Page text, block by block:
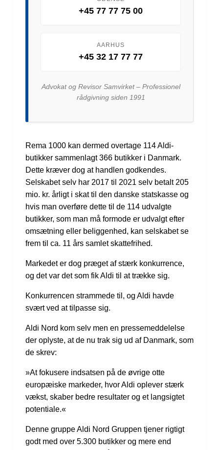
+45 77 77 75 00
AARHUS
+45 32 17 77 77
Advokat og Revisor Samvirket – Professionel
rådgivning siden 1991
Rema 1000 kan dermed overtage 114 Aldi-
butikker sammenlagt 366 butikker i Danmark.
Dette kræver dog at handlen godkendes.
Selskabet selv har 2017 til 2021 selv betalt 205
mio. kr. årligt i skat til den danske statskasse og
hvis man overføre dette til de 114 udvalgte
butikker, som man må formode er udvalgt efter
omsætning eller beliggenhed, kan selskabet se
frem til ca. 11 års samlet skattefrihed.
Markedet er dog præget af stærk konkurrence,
og det var det som fik Aldi til at trække sig.
Konkurrencen strammede til, og Aldi havde
svært ved at tilpasse sig.
Aldi Nord kom selv men en pressemeddelelse
der oplyste, at de nu trak sig ud af Danmark, som
de skrev:
»At fokusere indsatsen på de øvrige otte
europæiske markeder, hvor Aldi oplever stærk
vækst, skaber bedre resultater og et langsigtet
potentiale.«
Denne gruppe Aldi Nord Gruppen tjener rigtigt
godt med over 5.300 butikker og mere end